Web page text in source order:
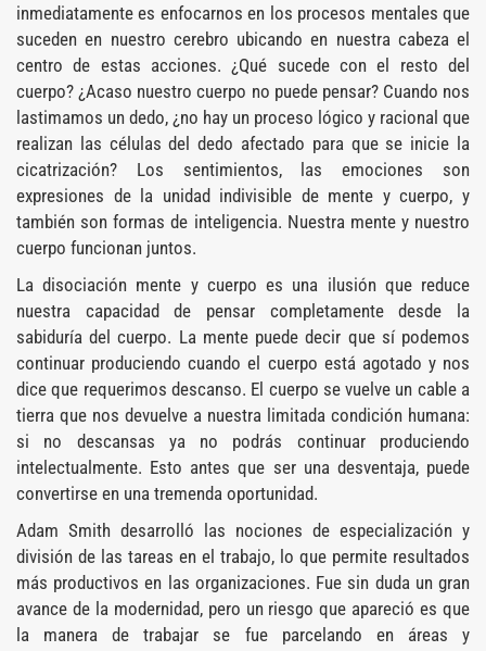
inmediatamente es enfocarnos en los procesos mentales que
suceden en nuestro cerebro ubicando en nuestra cabeza el
centro de estas acciones. ¿Qué sucede con el resto del
cuerpo? ¿Acaso nuestro cuerpo no puede pensar? Cuando nos
lastimamos un dedo, ¿no hay un proceso lógico y racional que
realizan las células del dedo afectado para que se inicie la
cicatrización? Los sentimientos, las emociones son
expresiones de la unidad indivisible de mente y cuerpo, y
también son formas de inteligencia. Nuestra mente y nuestro
cuerpo funcionan juntos.
La disociación mente y cuerpo es una ilusión que reduce
nuestra capacidad de pensar completamente desde la
sabiduría del cuerpo. La mente puede decir que sí podemos
continuar produciendo cuando el cuerpo está agotado y nos
dice que requerimos descanso. El cuerpo se vuelve un cable a
tierra que nos devuelve a nuestra limitada condición humana:
si no descansas ya no podrás continuar produciendo
intelectualmente. Esto antes que ser una desventaja, puede
convertirse en una tremenda oportunidad.
Adam Smith desarrolló las nociones de especialización y
división de las tareas en el trabajo, lo que permite resultados
más productivos en las organizaciones. Fue sin duda un gran
avance de la modernidad, pero un riesgo que apareció es que
la manera de trabajar se fue parcelando en áreas y